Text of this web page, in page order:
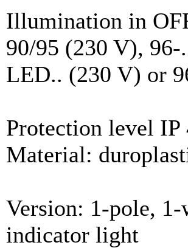
Illumination in
90/95 (230 V),
LED.. (230 V) or
Protection level IP
Material:
Version: 1-pole,
indicator light